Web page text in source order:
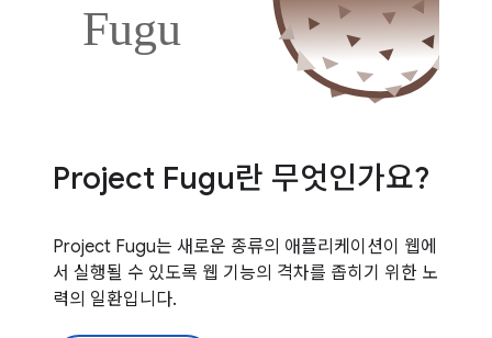
Project Fugu란 무엇인가요?
Project Fugu는 새로운 종류의 애플리케이션이 웹에
서 실행될 수 있도록 웹 기능의 격차를 좁히기 위한 노
력의 일환입니다.